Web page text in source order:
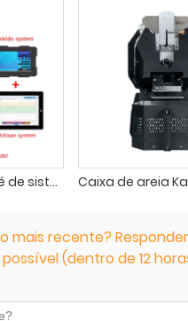
Torradeira de café de sistema duplo Kaleido Sniper M2
mais recente?
(dentro de 12